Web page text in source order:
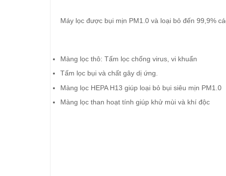
Máy lọc được bụi mịn PM1.0 và loại bỏ đến 99,9%
Màng lọc thô: Tấm lọc chống virus, vi khuẩn
Tấm lọc bụi và chất gây dị ứng.
Màng lọc HEPA H13 giúp loại bỏ bụi siêu mịn PM1.0
Màng lọc than hoạt tính giúp khử mùi và khí độc